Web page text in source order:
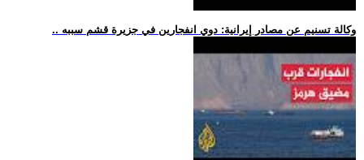
.. وكالة تسنيم عن مصادر إيرانية: دوي انفجارين في جزيرة قشم سببه